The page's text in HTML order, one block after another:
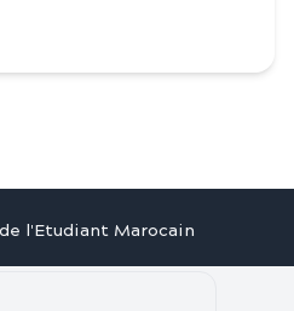
l'Etudiant Marocain